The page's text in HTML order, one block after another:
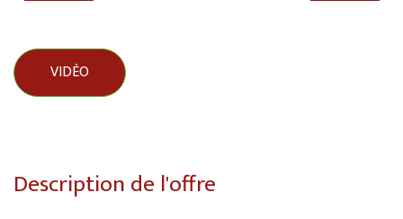
VIDÉO
Description de l'offre